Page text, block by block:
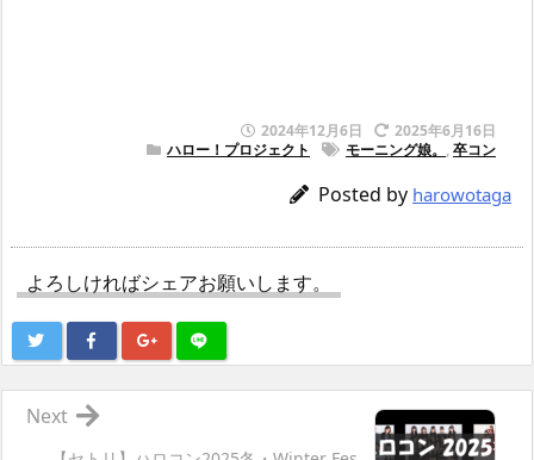
2024年12月6日
2025年6月16日
ハロー！プロジェクト
モーニング娘。 ,卒コン
Posted by harowotaga
よろしければシェアお願いします。
Next